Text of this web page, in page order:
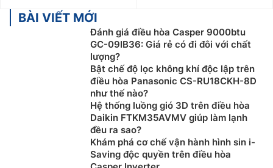
BÀI VIẾT MỚI
Đánh giá điều hòa Casper 9000btu
GC-09IB36: Giá rẻ có đi đôi với chất
lượng?
Bật chế độ lọc không khí độc lập trên
điều hòa Panasonic CS-RU18CKH-8D
như thế nào?
Hệ thống luồng gió 3D trên điều hòa
Daikin FTKM35AVMV giúp làm lạnh
đều ra sao?
Khám phá cơ chế vận hành hình sin i-
Saving độc quyền trên điều hòa